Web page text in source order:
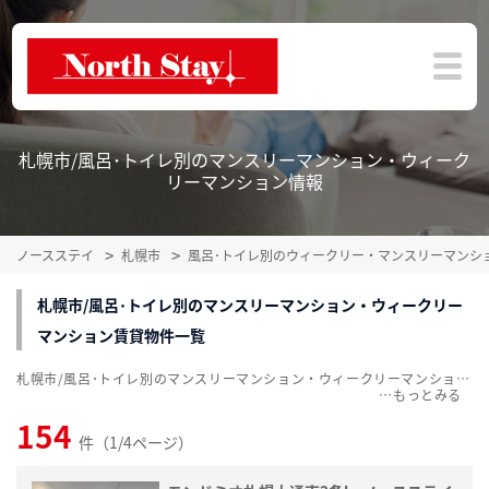
札幌市/風呂･トイレ別のマンスリーマンション・ウィーク
リーマンション情報
ノースステイ 札幌市 風呂･トイレ別のウィークリー・マンスリーマンシ
札幌市/風呂･トイレ別のマンスリーマンション・ウィークリー
マンション賃貸物件一覧
154 件（1/4ページ）
札幌市/風呂･トイレ別のマンスリーマンション・ウィークリーマンション賃貸物件一覧を、154件掲載中。敷金・礼金無料、家具・家電付をご紹介。こだわり条件での絞込みも簡単！
…